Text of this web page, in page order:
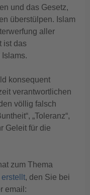
und das Gesetz,
überstülpen. Islam
aller
ist das
konsequent
verantwortlichen
völlig falsch
„Toleranz“,
Geleit für die
zum Thema
, den Sie bei
email: